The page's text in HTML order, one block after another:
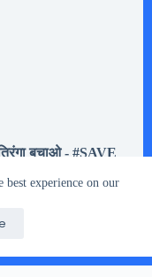
best experience on our
बचाओ - #SAVE
१५ अगस्त और २६
वाले तिरंगे झंडे रास्ते
नहीं रख नहीं सकते तो